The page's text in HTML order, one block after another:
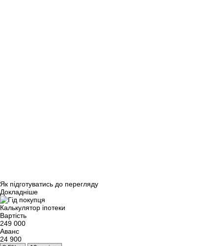
Як підготуватись до перегляду
Докладніше
Калькулятор іпотеки
Вартість
249 000
Аванс
24 900